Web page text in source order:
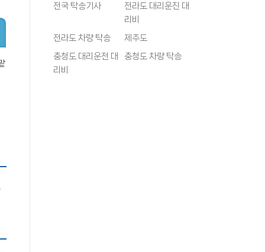
전국 탁송기사
전라도 대리운진 대
리비
전라도 차량 탁송
제주도
충청도 대리운전 대
리비
충청도 차량 탁송